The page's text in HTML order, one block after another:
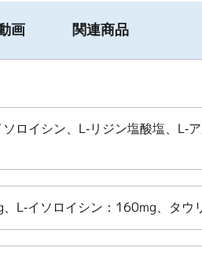
画 関連商品
ロイシン、L-リジン塩酸塩、L-
L-イソロイシン：160mg、タウ